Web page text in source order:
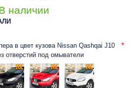
наличии
в цвет кузова Nissan Qashqai J10
отверстий под омыватели